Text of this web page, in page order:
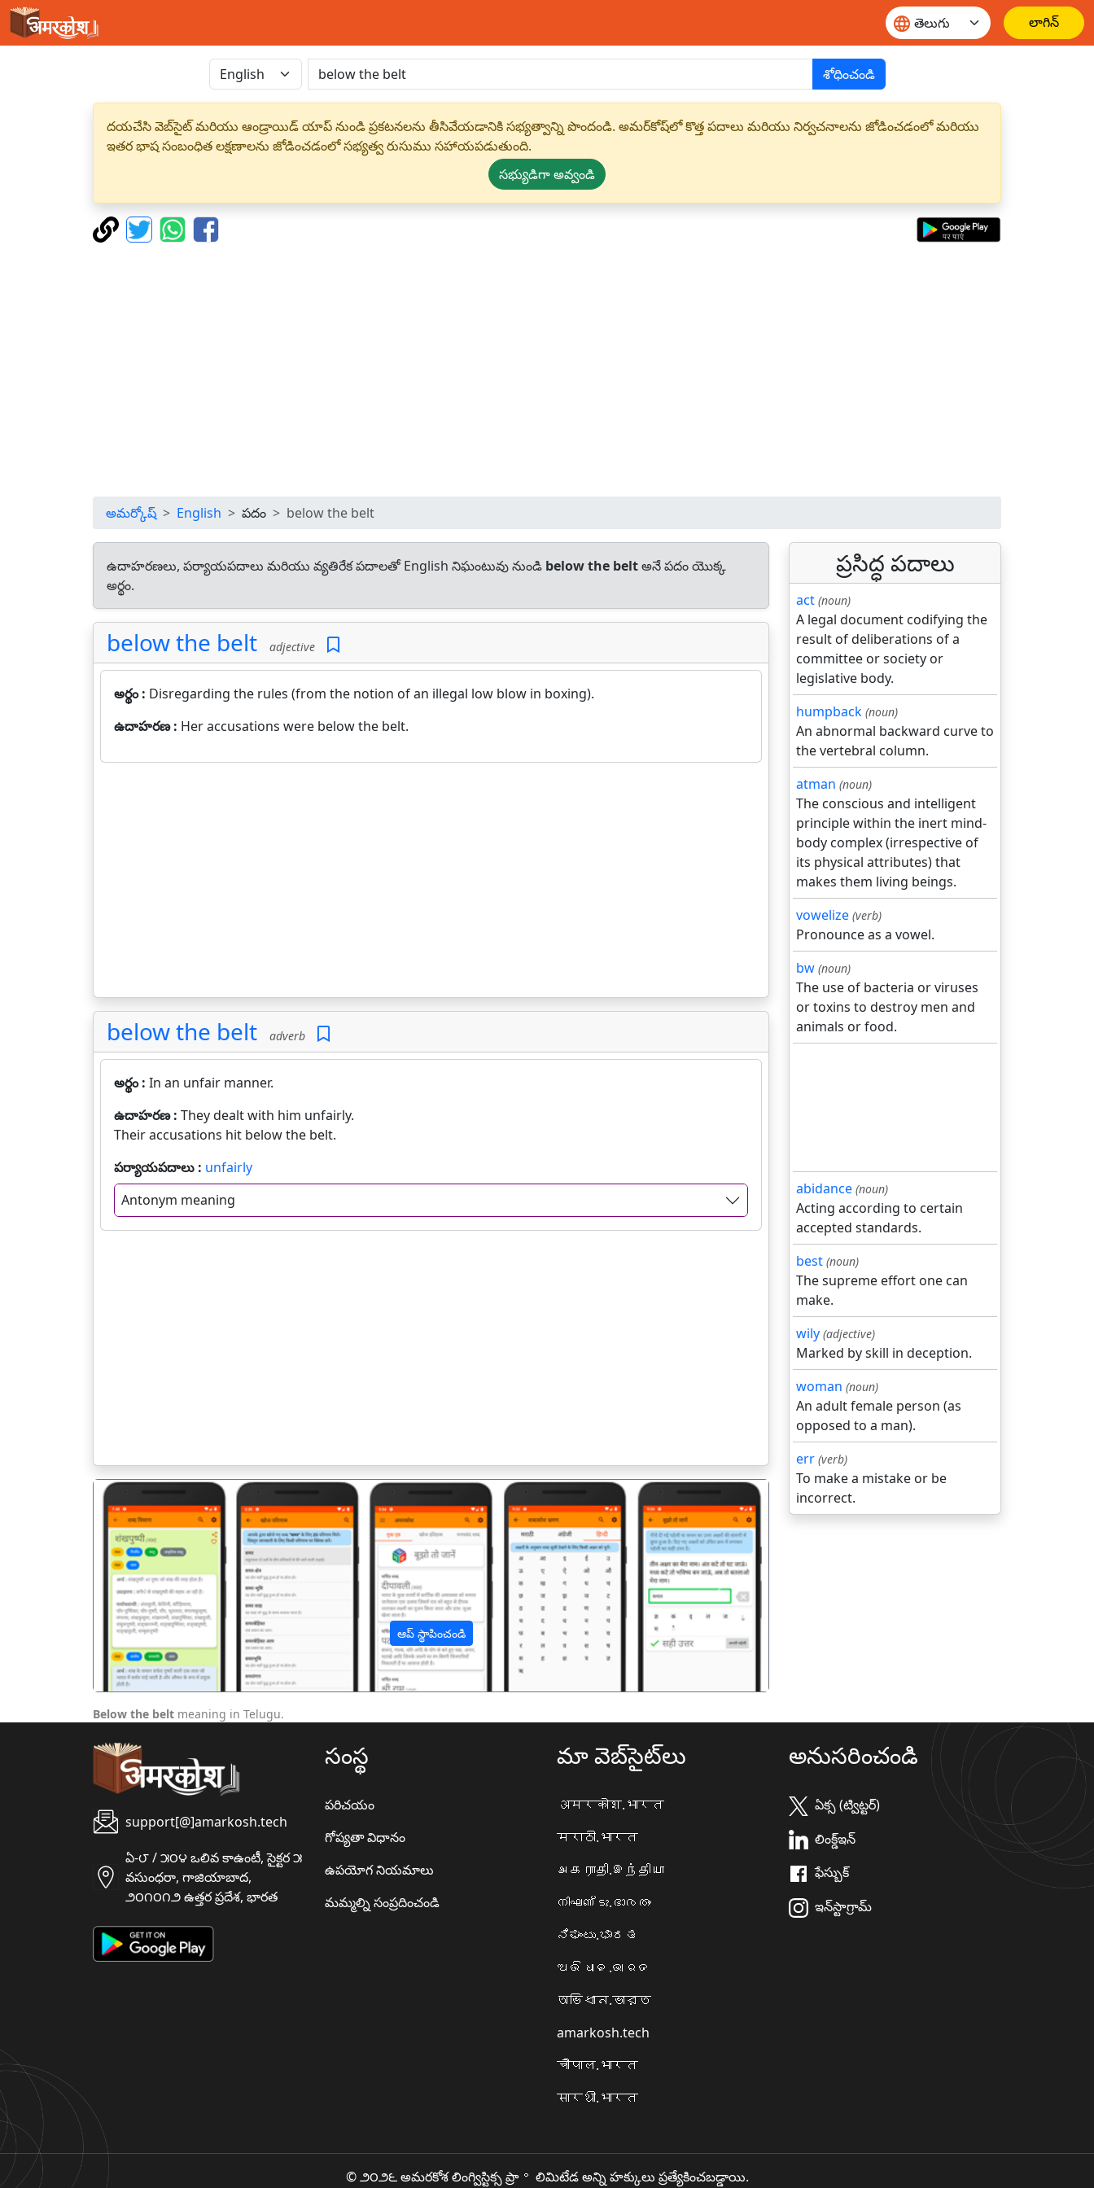
లాగిన్
శోధించండి
దయచేసి వెబ్‌సైట్ మరియు ఆండ్రాయిడ్ యాప్ నుండి ప్రకటనలను తీసివేయడానికి సభ్యత్వాన్ని పొందండి. అమర్‌కోష్‌లో కొత్త పదాలు మరియు నిర్వచనాలను జోడించడంలో మరియు
ఇతర భాష సంబంధిత లక్షణాలను జోడించడంలో సభ్యత్వ రుసుము సహాయపడుతుంది.
సభ్యుడిగా అవ్వండి
అమర్కోష్ English పదం below the belt
ఉదాహరణలు, పర్యాయపదాలు మరియు వ్యతిరేక పదాలతో English నిఘంటువు నుండి below the beltఅనే పదం యొక్క
అర్థం.
below the belt adjective
అర్థం : Disregarding the rules (from the notion of an illegal low blow in boxing).
ఉదాహరణ : Her accusations were below the belt.
below the belt adverb
అర్థం : In an unfair manner.
ఉదాహరణ : They dealt with him unfairly.
Their accusations hit below the belt.
పర్యాయపదాలు : unfairly
Antonym meaning
ఆప్ స్థాపించండి
पिछला अगला
ప్రసిద్ధ పదాలు
act (noun)
A legal document codifying the
result of deliberations of a
committee or society or
legislative body.
humpback (noun)
An abnormal backward curve to
the vertebral column.
atman (noun)
The conscious and intelligent
principle within the inert mind-
body complex (irrespective of
its physical attributes) that
makes them living beings.
vowelize (verb)
Pronounce as a vowel.
bw (noun)
The use of bacteria or viruses
or toxins to destroy men and
animals or food.
abidance (noun)
Acting according to certain
accepted standards.
best (noun)
The supreme effort one can
make.
wily (adjective)
Marked by skill in deception.
woman (noun)
An adult female person (as
opposed to a man).
err (verb)
To make a mistake or be
incorrect.
Below the belt meaning in Telugu.
support[@]amarkosh.tech
ఏ-౮ / ౫౦౪ ఒలివ కాఉంటీ, సైక్టర ౫
వసుంధరా, గాజియాబాద,
౨౦౧౦౧౨ ఉత్తర ప్రదేశ, భారత
సంస్థ
పరిచయం
గోప్యతా విధానం
ఉపయోగ నియమాలు
మమ్మల్ని సంప్రదించండి
మా వెబ్‌సైట్‌లు
अमरकोश.भारत
मराठी.भारत
அகராதி.இந்தியா
നിഘണ്ടു.ഭാരതം
ನಿಘಂಟು.ಭಾರತ
ଅଭିଧାନ.ଭାରତ
অভিধান.ভারত
amarkosh.tech
चौपाल.भारत
सारथी.भारत
అనుసరించండి
ఏక్స (ట్విట్టర్)
లింక్డ్ఇన్
ఫేస్బుక్
ఇన్‌స్టాగ్రామ్
© ౨౦౨౬ అమరకోశ లింగ్విస్టిక్స ప్రా॰ లిమిటేడ అన్ని హక్కులు ప్రత్యేకించబడ్డాయి.